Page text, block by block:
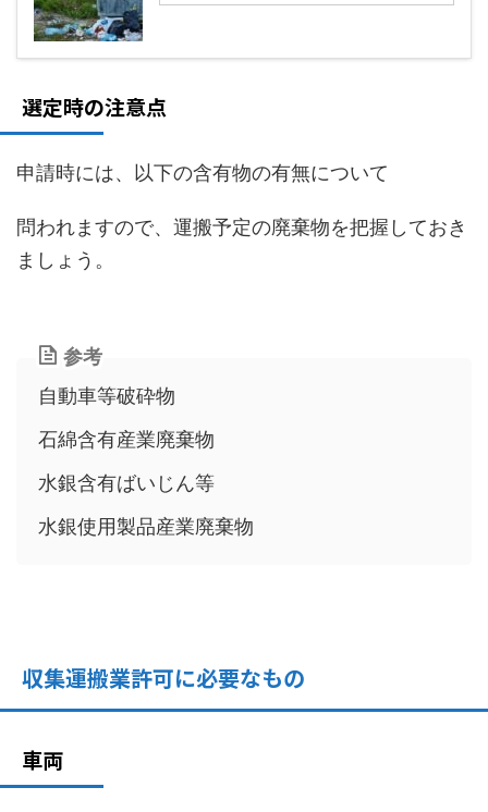
選定時の注意点
申請時には、以下の含有物の有無について
問われますので、運搬予定の廃棄物を把握しておき
ましょう。
参考
自動車等破砕物
石綿含有産業廃棄物
水銀含有ばいじん等
水銀使用製品産業廃棄物
収集運搬業許可に必要なもの
車両